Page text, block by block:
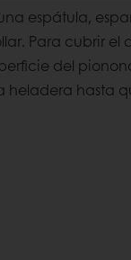
espátula,
Para cubrir
del
heladera hasta